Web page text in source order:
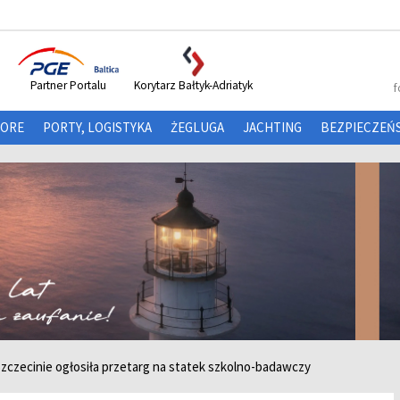
Partner Portalu Korytarz Bałtyk-Adriatyk
PORTY, LOGISTYKA ŻEGLUGA JACHTING
ogłosiła przetarg na statek szkolno-badawczy